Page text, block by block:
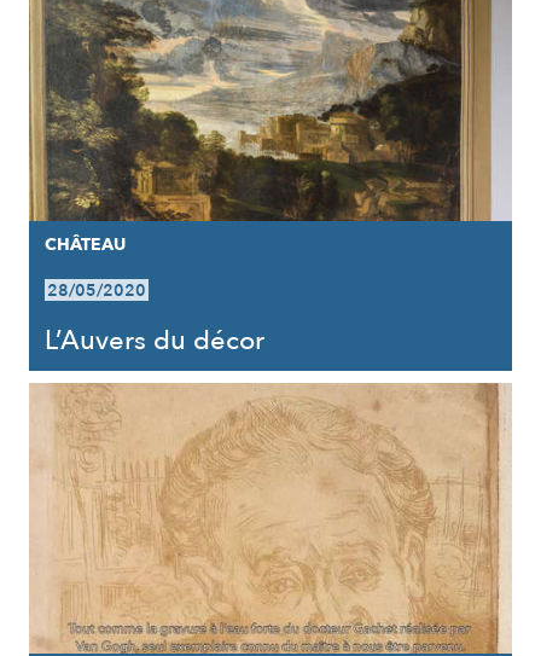
CHÂTEAU
28/05/2020
L’Auvers du décor